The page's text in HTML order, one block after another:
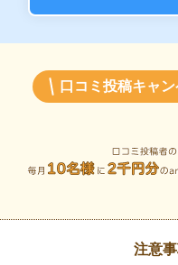
口コミ投稿キャ
注意